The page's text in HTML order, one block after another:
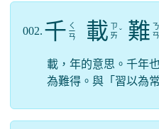
002. 千 ㄑ
ㄧ
ㄢ 載
ㄗ
ㄞ ˇ 難 ㄋ
ㄢ
載，年的意思。千年
為難得。與「習以為